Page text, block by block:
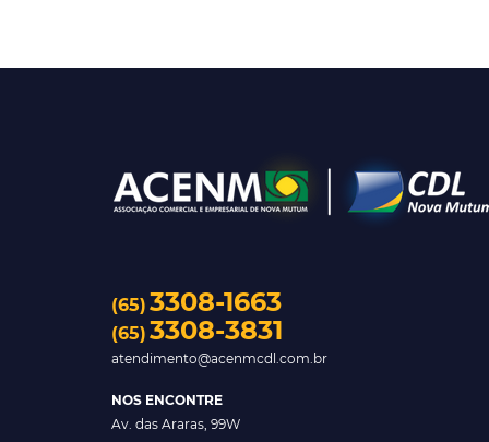
(65) 3308-1663
(65) 3308-3831
atendimento@acenmcdl.com.br
NOS ENCONTRE
Av. das Araras, 99W